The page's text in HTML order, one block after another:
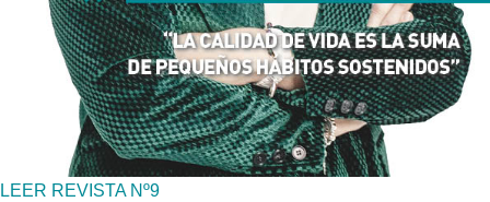
LEER REVISTA Nº9